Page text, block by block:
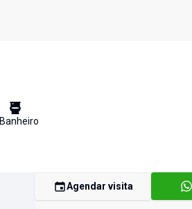
Banheiro
Agendar visita